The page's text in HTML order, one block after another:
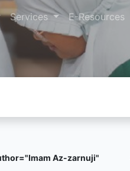
Services E-Resources
Az-zarnuji"